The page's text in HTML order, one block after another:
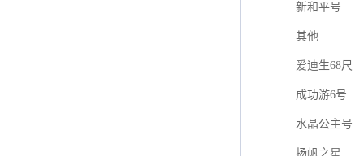
新和平号
其他
爱迪生68尺
成功游6号
水晶公主号
扬帆之星